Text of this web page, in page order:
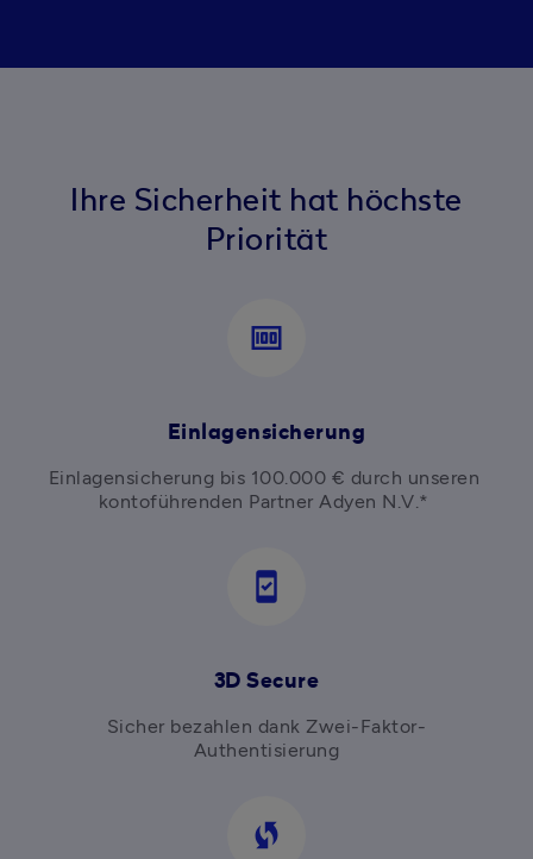
Ihre Sicherheit hat höchste
Priorität
money
Einlagensicherung
Einlagensicherung bis 100.000 € durch unseren
kontoführenden Partner Adyen N.V.*
system_security_update_good
3D Secure
Sicher bezahlen dank Zwei-Faktor-
Authentisierung
wifi_protected_setup